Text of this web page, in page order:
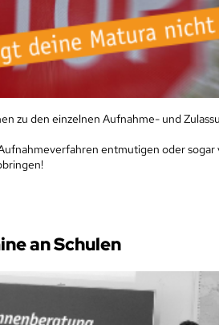
zu den einzelnen Aufnahme- und
entmutigen oder sogar
an Schulen